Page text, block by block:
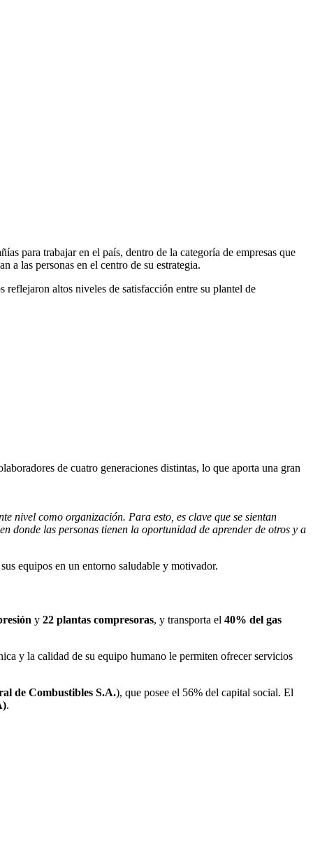
para trabajar en el país, dentro de la categoría de empresas que
a las personas en el centro de su estrategia.
altos niveles de satisfacción entre su plantel de
de cuatro generaciones distintas, lo que aporta una gran
nivel como organización. Para esto, es clave que se sientan
donde las personas tienen la oportunidad de aprender de otros y a
equipos en un entorno saludable y motivador.
y 22 plantas compresoras, y transporta el 40% del gas
y la calidad de su equipo humano le permiten ofrecer servicios
de Combustibles S.A.), que posee el 56% del capital social. El
.